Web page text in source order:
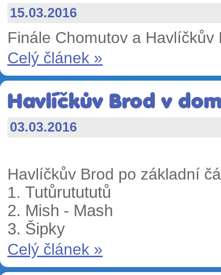
15.03.2016
Finále Chomutov a
Celý článek »
Havlíčkův Brod v
03.03.2016
Havlíčkův Brod po základní
1. Tutůrutututů
2. Mish - Mash
3. Šipky
Celý článek »